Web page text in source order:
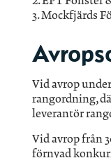
3. Mockfjärds
Vid avrop
rangordning,
leverantör
Vid avrop från
förnyad